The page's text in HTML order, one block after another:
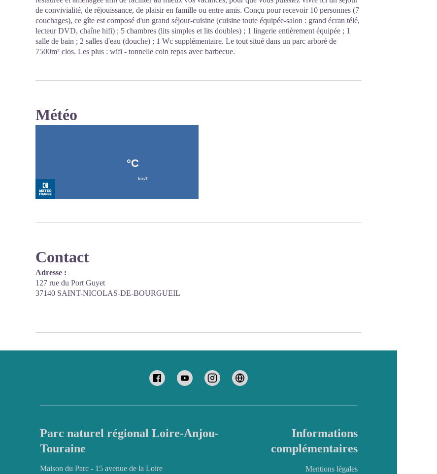
de convivialité, de réjouissance, de plaisir en famille ou entre amis. Conçu pour recevoir 10 personnes (7
couchages), ce gîte est composé d'un grand séjour-cuisine (cuisine toute équipée-salon : grand écran télé,
lecteur DVD, chaîne hifi) ; 5 chambres (lits simples et lits doubles) ; 1 lingerie entièrement équipée ; 1
salle de bain ; 2 salles d'eau (douche) ; 1 Wc supplémentaire. Le tout situé dans un parc arboré de
7500m² clos. Les plus : wifi - tonnelle coin repas avec barbecue.
Météo
Contact
Adresse :
127 rue du Port Guyet
37140 SAINT-NICOLAS-DE-BOURGUEIL
Parc naturel régional Loire-Anjou-
Touraine
Maison du Parc - 15 avenue de la Loire
Informations
complémentaires
Mentions légales